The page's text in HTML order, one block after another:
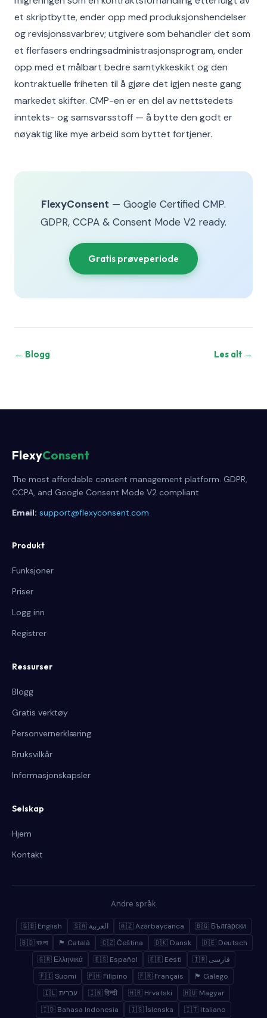
et skriptbytte, ender opp med produksjonshendelser
og revisjonssvarbrev; utgivere som behandler det som
et flerfasers endringsadministrasjonsprogram, ender
opp med et målbart bedre samtykkeskikt og den
kontraktuelle friheten til å gjøre det igjen neste gang
markedet skifter. CMP-en er en del av nettstedets
inntekts- og samsvarsstoff — å bytte den godt er
nøyaktig like mye arbeid som byttet fortjener.
FlexyConsent — Google Certified CMP.
GDPR, CCPA & Consent Mode V2 ready.
Gratis prøveperiode
← Blogg Les alt →
FlexyConsent
The most affordable consent management platform. GDPR,
CCPA, and Google Consent Mode V2 compliant.
Email: support@flexyconsent.com
Produkt
Funksjoner
Priser
Logg inn
Registrer
Ressurser
Blogg
Gratis verktøy
Personvernerklæring
Bruksvilkår
Informasjonskapsler
Selskap
Hjem
Kontakt
Andre språk
🇬🇧 English 🇸🇦 العربية 🇦🇿 Azərbaycanca
🇧🇬 Български
🇧🇩 বাংলা
🏴 Català 🇨🇿 Čeština 🇩🇰 Dansk
🇩🇪 Deutsch
🇬🇷 Ελληνικά
🇪🇸 Español 🇪🇪 Eesti
🇮🇷 فارسی
🇫🇮 Suomi
🇵🇭 Filipino 🇫🇷 Français
🏴 Galego
🇮🇱 עברית
🇮🇳 हिन्दी 🇭🇷 Hrvatski
🇭🇺 Magyar
🇮🇩 Bahasa Indonesia
🇮🇸 Íslenska 🇮🇹 Italiano